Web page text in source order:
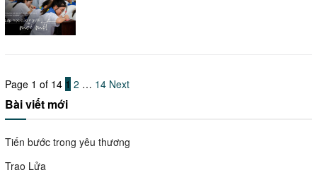
Page 1 of 14 1 2 … 14 Next
Bài viết mới
Tiến bước trong yêu thương
Trao Lửa